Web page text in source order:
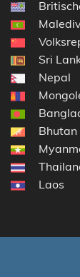
Sri
Nepal
Bhutan
Laos